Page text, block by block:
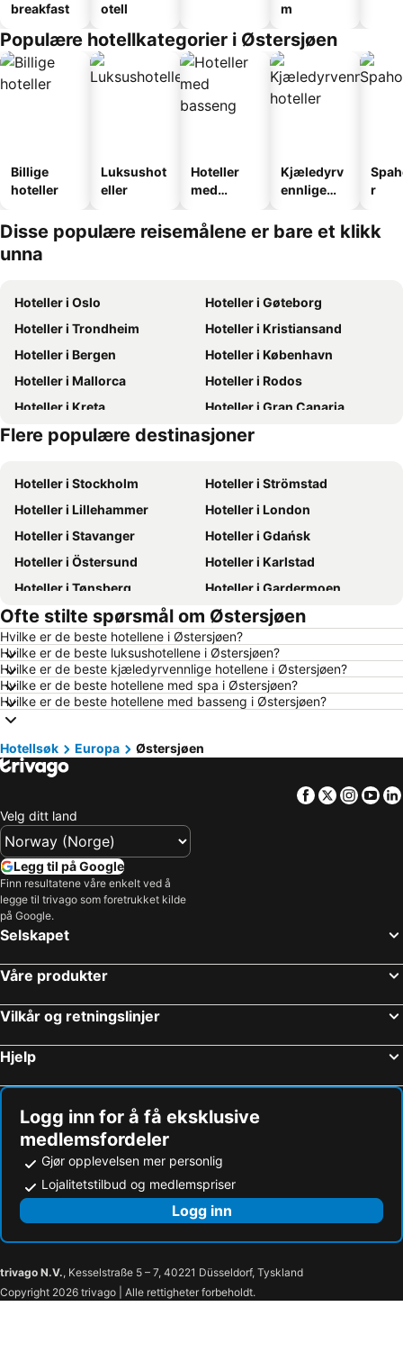
breakfast
otell
m
Populære hotellkategorier i Østersjøen
Billige
hoteller
Luksushot
eller
Hoteller
med
Kjæledyrv
ennlige
r
Disse populære reisemålene er bare et klikk
unna
Hoteller i Oslo
Hoteller i Gøteborg
Hoteller i Trondheim
Hoteller i Kristiansand
Hoteller i Bergen
Hoteller i København
Hoteller i Mallorca
Hoteller i Rodos
Hoteller i Kreta
Hoteller i Gran Canaria
Hoteller i Norge
Hoteller i Oslo
Flere populære destinasjoner
Hoteller i Stockholm
Hoteller i Strömstad
Hoteller i Lillehammer
Hoteller i London
Hoteller i Stavanger
Hoteller i Gdańsk
Hoteller i Östersund
Hoteller i Karlstad
Hoteller i Tønsberg
Hoteller i Gardermoen
Hoteller i Hamar
Hoteller i Bodø
Hoteller i Geilo
Hoteller i Arendal
Hoteller i Ålesund
Hoteller i Fredrikstad
Hoteller i Sandefjord
Hoteller i Aalborg
Hoteller i Roma
Hoteller i Hellas
Hoteller i Koh Samui
Hoteller i Spania
Hoteller i Gardasjøen
Hoteller i Region Nordjylland
Hoteller i Tenerife
Hoteller i Kroatia
Hoteller i Maldivene
Ofte stilte spørsmål om Østersjøen
Hvilke er de beste hotellene i Østersjøen?
Hvilke er de beste luksushotellene i Østersjøen?
Hvilke er de beste kjæledyrvennlige hotellene i Østersjøen?
Hvilke er de beste hotellene med spa i Østersjøen?
Hvilke er de beste hotellene med basseng i Østersjøen?
Hotellsøk Europa Østersjøen
Facebook
Twitter
Velg ditt land
Legg til på Google
Finn resultatene våre enkelt ved å
legge til trivago som foretrukket kilde
på Google.
Selskapet
Våre produkter
Vilkår og retningslinjer
Hjelp
Logg inn for å få eksklusive
medlemsfordeler
Gjør opplevelsen mer personlig
Lojalitetstilbud og medlemspriser
Logg inn
trivago N.V., Kesselstraße 5 – 7, 40221 Düsseldorf, Tyskland
Copyright 2026 trivago | Alle rettigheter forbeholdt.